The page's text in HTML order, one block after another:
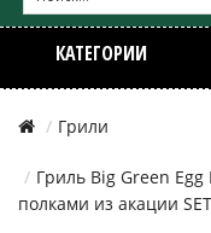
КАТЕГОРИИ
Грили
Гриль Big Green
полками из акации